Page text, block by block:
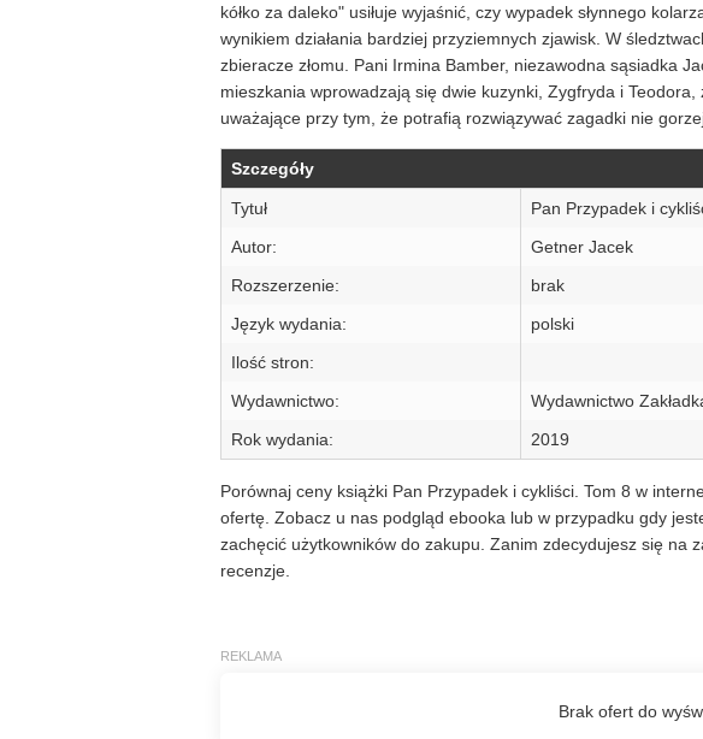
kółko za daleko" usiłuje wyjaśnić, czy wypadek słynnego
wynikiem działania bardziej przyziemnych zjawisk. W
zbieracze złomu. Pani Irmina Bamber, niezawodna sąsiadka
mieszkania wprowadzają się dwie kuzynki, Zygfryda i
uważające przy tym, że potrafią rozwiązywać zagadki nie
Szczegóły
Tytuł
Pan Przypadek i
Autor:
Getner Jacek
Rozszerzenie:
brak
Język wydania:
polski
Ilość stron:
Wydawnictwo:
Wydawnictwo
Rok wydania:
2019
Porównaj ceny książki Pan Przypadek i cykliści. Tom 8 w
ofertę. Zobacz u nas podgląd ebooka lub w przypadku gdy
zachęcić użytkowników do zakupu. Zanim zdecydujesz się na
recenzje.